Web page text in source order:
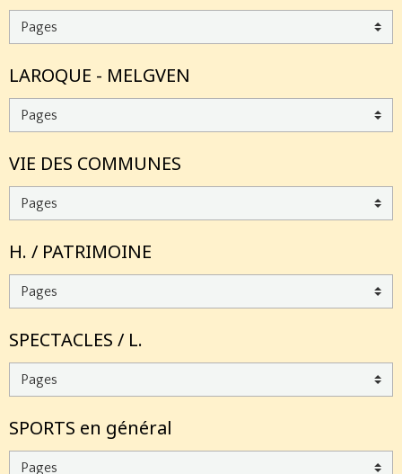
LAROQUE - MELGVEN
VIE DES COMMUNES
H. / PATRIMOINE
SPECTACLES / L.
SPORTS en général